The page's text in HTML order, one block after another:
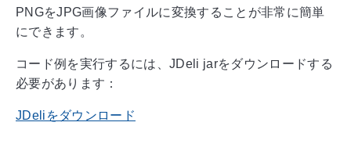
PNGをJPG画像ファイルに変換することが非常に簡単
にできます。
コード例を実行するには、JDeli jarをダウンロードする
必要があります：
JDeliをダウンロード